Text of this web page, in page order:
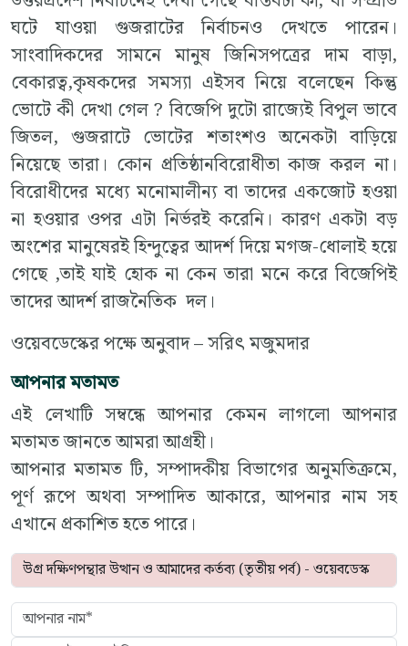
ঘটে যাওয়া গুজরাটের নির্বাচনও দেখতে পারেন।
সাংবাদিকদের সামনে মানুষ জিনিসপত্রের দাম বাড়া,
বেকারত্ব,কৃষকদের সমস্যা এইসব নিয়ে বলেছেন কিন্তু
ভোটে কী দেখা গেল ? বিজেপি দুটো রাজ্যেই বিপুল ভাবে
জিতল, গুজরাটে ভোটের শতাংশও অনেকটা বাড়িয়ে
নিয়েছে তারা। কোন প্রতিষ্ঠানবিরোধীতা কাজ করল না।
বিরোধীদের মধ্যে মনোমালীন্য বা তাদের একজোট হওয়া
না হওয়ার ওপর এটা নির্ভরই করেনি। কারণ একটা বড়
অংশের মানুষেরই হিন্দুত্বের আদর্শ দিয়ে মগজ-ধোলাই হয়ে
গেছে ,তাই যাই হোক না কেন তারা মনে করে বিজেপিই
তাদের আদর্শ রাজনৈতিক দল।
ওয়েবডেস্কের পক্ষে অনুবাদ – সরিৎ মজুমদার
আপনার মতামত
এই লেখাটি সম্বন্ধে আপনার কেমন লাগলো আপনার
মতামত জানতে আমরা আগ্রহী।
আপনার মতামত টি, সম্পাদকীয় বিভাগের অনুমতিক্রমে,
পূর্ণ রূপে অথবা সম্পাদিত আকারে, আপনার নাম সহ
এখানে প্রকাশিত হতে পারে।